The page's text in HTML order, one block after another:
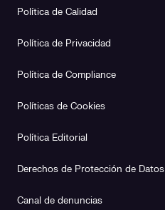
Política de Calidad
Política de Privacidad
Política de Compliance
Políticas de Cookies
Política Editorial
Derechos de Protección de Datos
Canal de denuncias